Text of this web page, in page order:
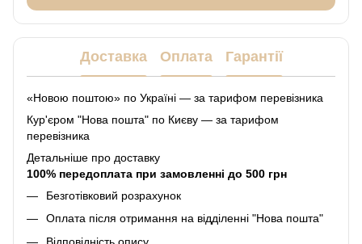
Доставка Оплата Гарантії
«Новою поштою» по Україні — за тарифом перевізника
Кур'єром "Нова пошта" по Києву — за тарифом
перевізника
Детальніше про доставку
100% передоплата при замовленні до 500 грн
Безготівковий розрахунок
Оплата після отримання на відділенні "Нова пошта"
Відповідність опису